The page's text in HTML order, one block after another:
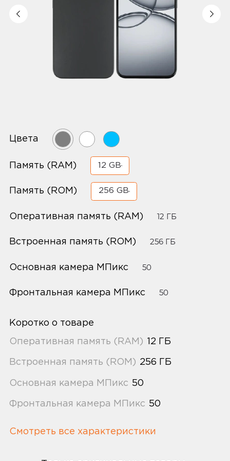
Цвета
Память (RAM) 12 GB
Память (ROM) 256 GB
Оперативная память (RAM) 12 ГБ
Встроенная память (ROM) 256 ГБ
Основная камера МПикс 50
Фронтальная камера МПикс 50
Коротко о товаре
Оперативная память (RAM) 12 ГБ
Встроенная память (ROM) 256 ГБ
Основная камера МПикс 50
Фронтальная камера МПикс 50
Смотреть все характеристики